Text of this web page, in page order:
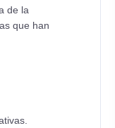
de la
que han